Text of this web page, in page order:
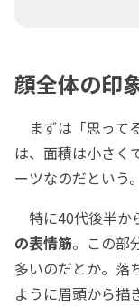
顔全体の印
まずは「思って
は、面積は小さく
ーツなのだという。
特に40代後半か
の表情筋。この部
多いのだとか。落
ように眉頭から描